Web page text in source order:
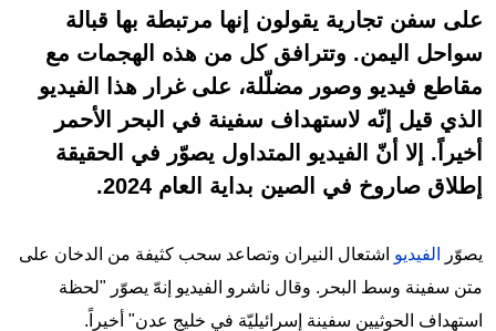
على سفن تجارية يقولون إنها مرتبطة بها قبالة
سواحل اليمن. وتترافق كل من هذه الهجمات مع
مقاطع فيديو وصور مضلّلة، على غرار هذا الفيديو
الذي قيل إنّه لاستهداف سفينة في البحر الأحمر
أخيراً. إلا أنّ الفيديو المتداول يصوّر في الحقيقة
إطلاق صاروخ في الصين بداية العام 2024.
يصوّر الفيديو اشتعال النيران وتصاعد سحب كثيفة من الدخان على
متن سفينة وسط البحر. وقال ناشرو الفيديو إنهّ يصوّر "لحظة
استهداف الحوثيين سفينة إسرائيليّة في خليج عدن" أخيراً.